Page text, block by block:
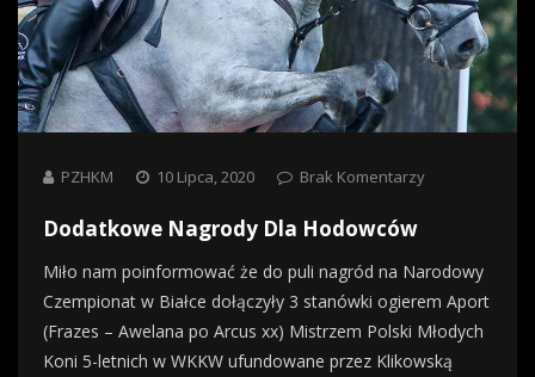
PZHKM 10 Lipca, 2020 Brak Komentarzy
Dodatkowe Nagrody Dla Hodowców
Miło nam poinformować że do puli nagród na Narodowy
Czempionat w Białce dołączyły 3 stanówki ogierem Aport
(Frazes – Awelana po Arcus xx) Mistrzem Polski Młodych
Koni 5-letnich w WKKW ufundowane przez Klikowską